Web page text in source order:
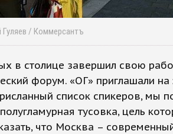
Гуляев / Коммерсантъ
в столице завершил свою
форум. «ОГ» приглашали
список спикеров, мы
тусовка, цель
что Москва –